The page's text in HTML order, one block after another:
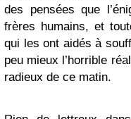
des pensées que
frères humains, et
qui les ont aidés à
peu mieux l’horrible
radieux de ce matin.